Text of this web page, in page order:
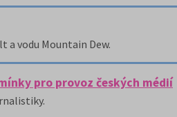
a vodu Mountain Dew.
pro provoz českých médií